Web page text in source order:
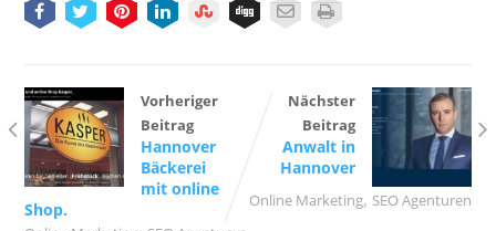
Vorheriger
Beitrag
Hannover
Bäckerei
mit online
Shop.
Nächster
Beitrag
Anwalt in
Hannover
Online Marketing, SEO Agenturen